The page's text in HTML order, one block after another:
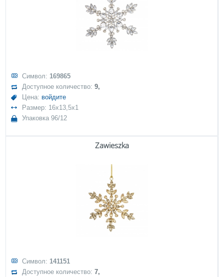
Символ: 169865
Доступное количество:9,
Цена: войдите
Размер: 16x13,5x1
Упаковка 96/12
Zawieszka
Символ: 141151
Доступное количество:7,